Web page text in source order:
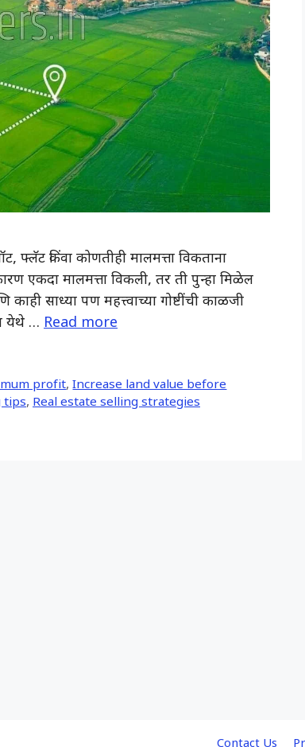
किंवा कोणतीही मालमत्ता विकताना
एकदा मालमत्ता विकली, तर ती पुन्हा मिळेल
साध्या पण महत्त्वाच्या गोष्टींची काळजी
येथे … Read more
profit,Increase land value before
tips, Real estate selling strategies
Contact Us